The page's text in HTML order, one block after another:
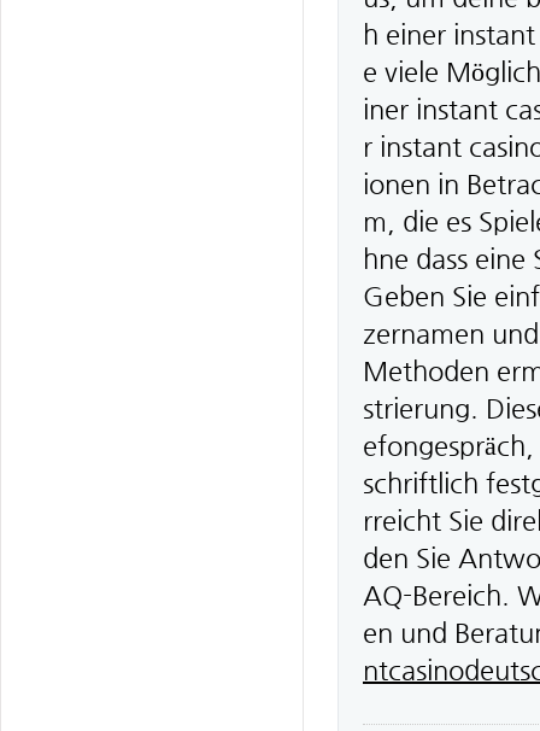
h einer
e viele
iner instant
r instant
ionen in
m, die es
hne dass
Geben Sie
zernamen
Methoden
strierung.
schriftlich
rreicht Sie
den Sie
AQ-Bereich.
en und